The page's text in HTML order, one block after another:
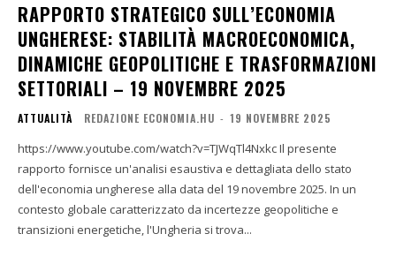
RAPPORTO STRATEGICO SULL’ECONOMIA
UNGHERESE: STABILITÀ MACROECONOMICA,
DINAMICHE GEOPOLITICHE E TRASFORMAZIONI
SETTORIALI – 19 NOVEMBRE 2025
ATTUALITÀ REDAZIONE ECONOMIA.HU - 19 NOVEMBRE 2025
https://www.youtube.com/watch?v=TJWqTl4Nxkc Il presente
rapporto fornisce un'analisi esaustiva e dettagliata dello stato
dell'economia ungherese alla data del 19 novembre 2025. In un
contesto globale caratterizzato da incertezze geopolitiche e
transizioni energetiche, l'Ungheria si trova...